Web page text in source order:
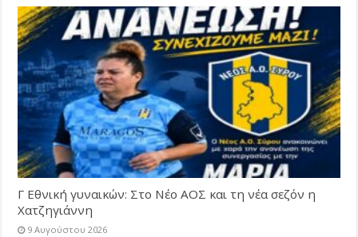
Γ Εθνική γυναικών: Στο Νέο ΑΟΣ και τη νέα σεζόν η
Χατζηγιάννη
9 Αυγούστου 2026